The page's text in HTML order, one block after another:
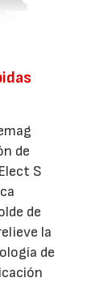
de
S
de
la
de